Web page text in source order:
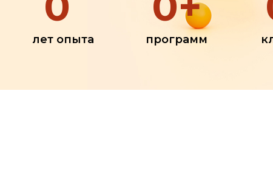
лет опыта программ